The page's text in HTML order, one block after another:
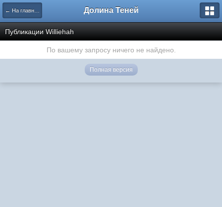
← На главную Долина Теней
Публикации Williehah
По вашему запросу ничего не найдено.
Полная версия